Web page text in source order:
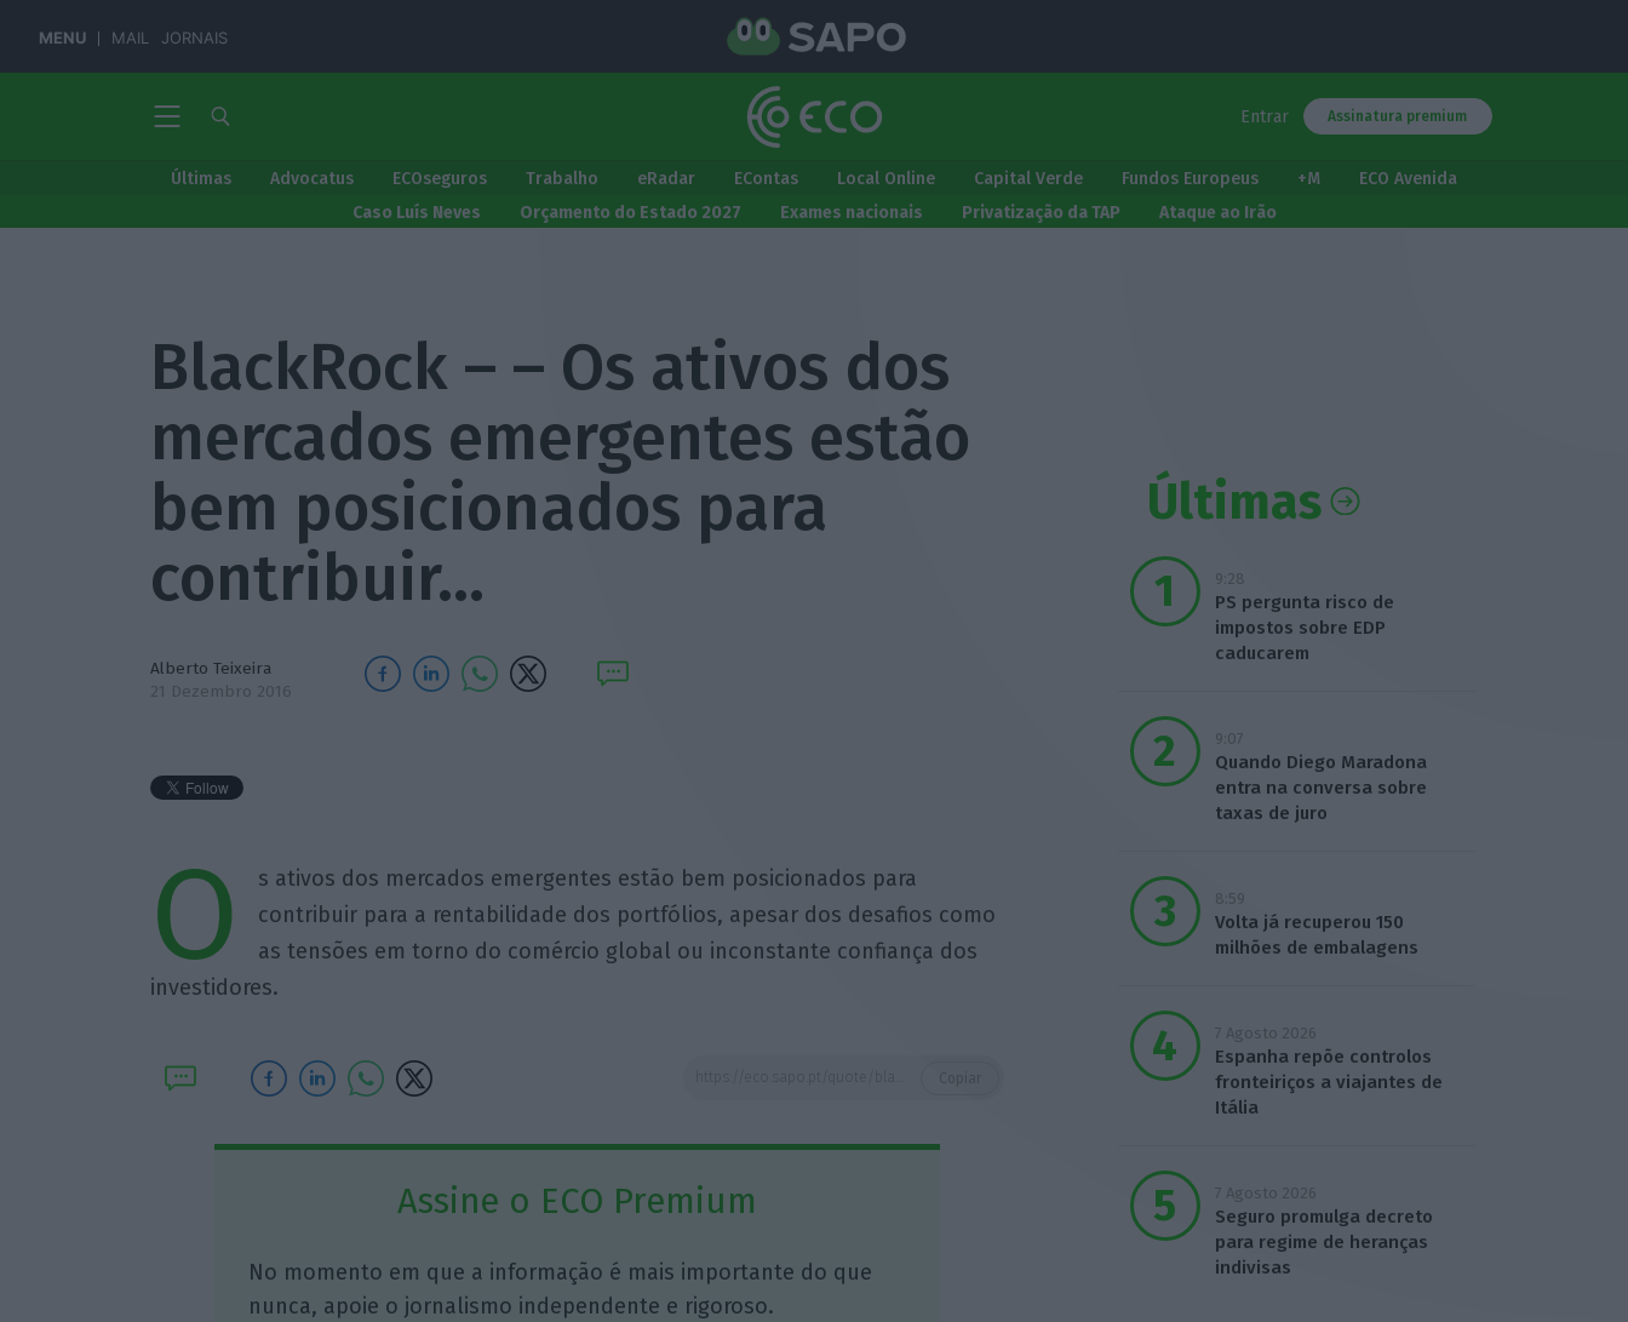
MENU MAIL JORNAIS
Entrar Assinatura premium
Últimas Advocatus ECOseguros Trabalho eRadar EContas Local Online Capital Verde Fundos Europeus +M
ECO Avenida
Caso Luís Neves
Orçamento do Estado 2027 Exames nacionais Privatização da TAP Ataque ao Irão
BlackRock – – Os ativos dos
mercados emergentes estão
bem posicionados para
contribuir…
Alberto Teixeira
21 Dezembro 2016
O
s ativos dos mercados emergentes estão bem posicionados para
contribuir para a rentabilidade dos portfólios, apesar dos desafios como
as tensões em torno do comércio global ou inconstante confiança dos
investidores.
Assine o ECO Premium
No momento em que a informação é mais importante do que
nunca, apoie o jornalismo independente e rigoroso.
Últimas
9:28
PS pergunta risco de
impostos sobre EDP
caducarem
9:07
Quando Diego Maradona
entra na conversa sobre
taxas de juro
8:59
Volta já recuperou 150
milhões de embalagens
7 Agosto 2026
Espanha repõe controlos
fronteiriços a viajantes de
Itália
7 Agosto 2026
Seguro promulga decreto
para regime de heranças
indivisas